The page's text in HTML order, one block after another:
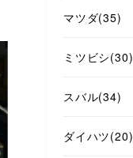
マツダ(35)
ミツビシ(30)
スバル(34)
ダイハツ(20)